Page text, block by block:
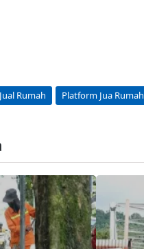
Jual Rumah Platform Jua Rumah